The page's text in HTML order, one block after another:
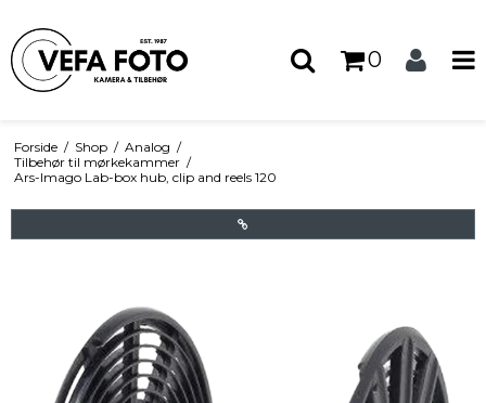
0
Forside / Shop / Analog /
Tilbehør til mørkekammer /
Ars-Imago Lab-box hub, clip and reels 120